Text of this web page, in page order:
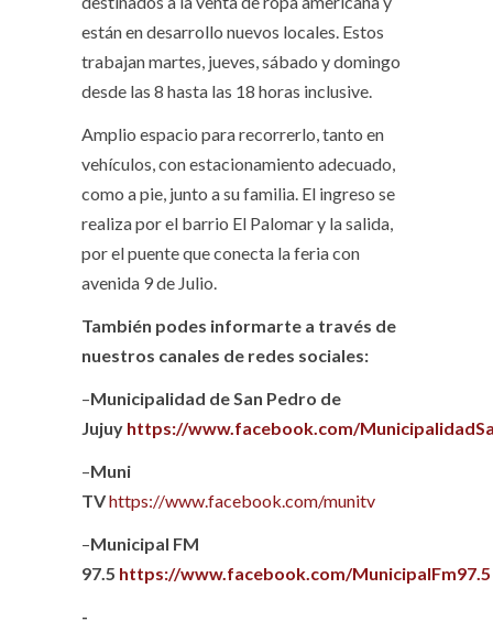
están en desarrollo nuevos locales. Estos
trabajan martes, jueves, sábado y domingo
desde las 8 hasta las 18 horas inclusive.
Amplio espacio para recorrerlo, tanto en
vehículos, con estacionamiento adecuado,
como a pie, junto a su familia. El ingreso se
realiza por el barrio El Palomar y la salida,
por el puente que conecta la feria con
avenida 9 de Julio.
También podes informarte a través de
nuestros canales de redes sociales:
–Municipalidad de San Pedro de
Jujuy https://www.facebook.com/
–Muni
TVhttps://www.facebook.com/munitv
–Municipal FM
97.5 https://www.facebook.com/MunicipalFm97.5
-